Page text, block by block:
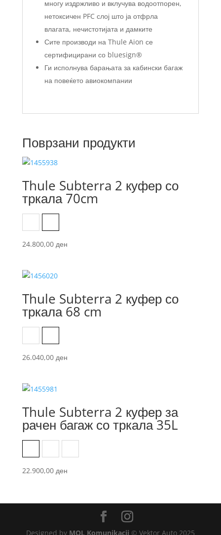
многу издржливо и вклучува водоотпорен,
нетоксичен PFC слој што ја отфрла
влагата, нечистотијата и дамките
Сите производи на Thule Aion се
сертифицирани со bluesign®
Ги исполнува барањата за кабински багаж
на повеќето авиокомпании
Поврзани продукти
Thule Subterra 2 куфер со
тркала 70cm
24.800,00 ден
Thule Subterra 2 куфер со
тркала 68 cm
26.040,00 ден
Thule Subterra 2 куфер за
рачен багаж со тркала 35L
22.900,00 ден
Designed by MOL Komunikacii © Vektor Auto 2025